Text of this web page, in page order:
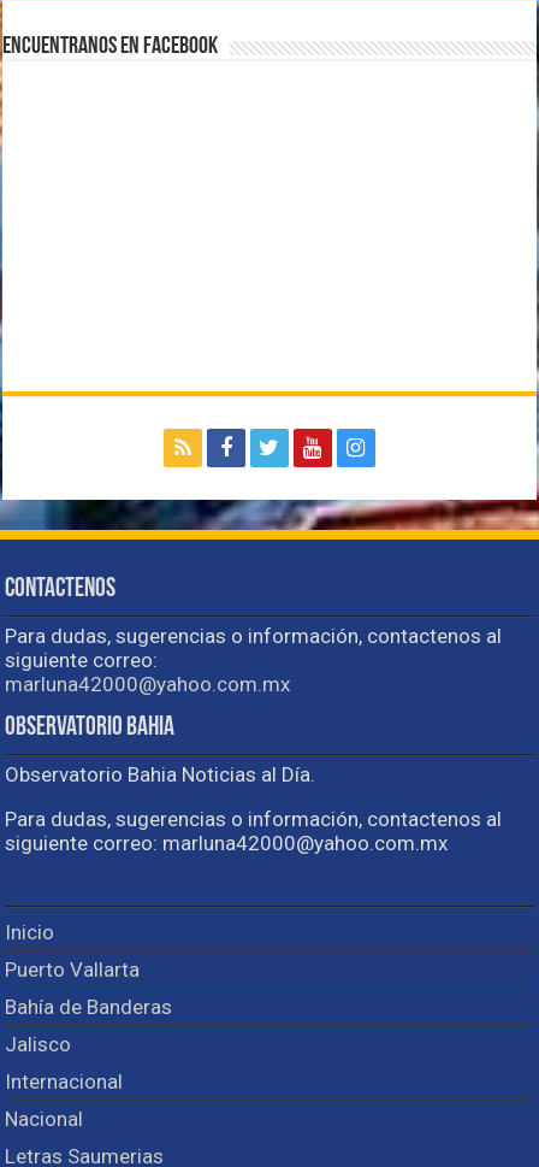
Encuentranos en Facebook
Contactenos
Para dudas, sugerencias o información, contactenos al
siguiente correo:
marluna42000@yahoo.com.mx
Observatorio Bahia
Observatorio Bahia Noticias al Día.
Para dudas, sugerencias o información, contactenos al
siguiente correo: marluna42000@yahoo.com.mx
Inicio
Puerto Vallarta
Bahía de Banderas
Jalisco
Internacional
Nacional
Letras Saumerias